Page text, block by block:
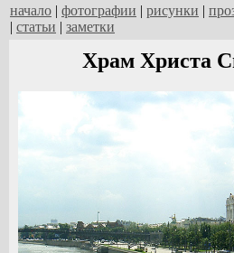
начало | фотографии | рисунки |
| статьи | заметки
Храм Христа